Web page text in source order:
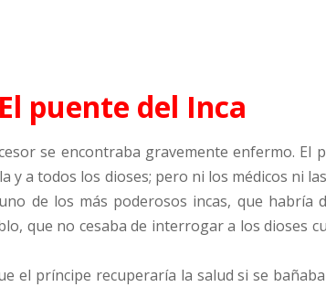
El puente del Inca
se encontraba gravemente enfermo.
y a todos los dioses; pero ni los médicos ni
de los más poderosos incas, que
que no cesaba de interrogar a los dioses
el príncipe recuperaría la salud si se